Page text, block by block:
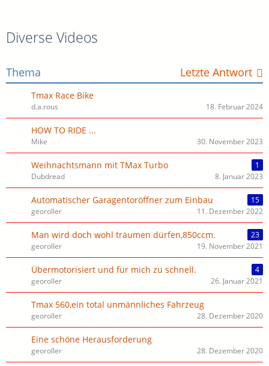
Diverse Videos
Thema Letzte Antwort
Tmax Race Bike
d.a.rous 18. Februar 2024
HOW TO RIDE ...
Mike 30. November 2023
Weihnachtsmann mit TMax Turbo
1
Dubdread
8. Januar 2023
Automatischer Garagentoröffner zum Einbau
15
georoller
11. Dezember 2022
Man wird doch wohl träumen dürfen,850ccm.
23
georoller
19. November 2021
Übermotorisiert und für mich zu schnell.
4
georoller
26. Januar 2021
Tmax 560,ein total unmännliches Fahrzeug
georoller 28. Dezember 2020
Eine schöne Herausforderung
georoller 28. Dezember 2020